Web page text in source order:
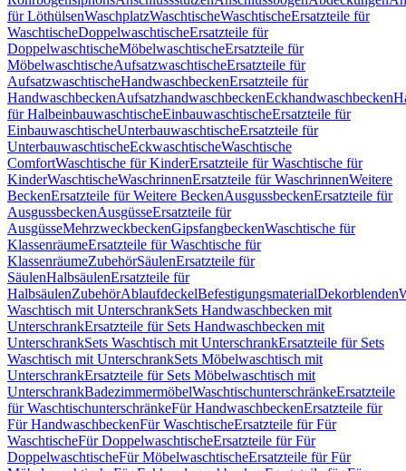
für LöthülsenWaschplatzWaschtischeWaschtischeErsatzteile für
WaschtischeDoppelwaschtischeErsatzteile für
DoppelwaschtischeMöbelwaschtischeErsatzteile für
MöbelwaschtischeAufsatzwaschtischeErsatzteile für
AufsatzwaschtischeHandwaschbeckenErsatzteile für
HandwaschbeckenAufsatzhandwaschbeckenEckhandwaschbecken
für HalbeinbauwaschtischeEinbauwaschtischeErsatzteile für
EinbauwaschtischeUnterbauwaschtischeErsatzteile für
UnterbauwaschtischeEckwaschtischeWaschtische
ComfortWaschtische für KinderErsatzteile für Waschtische für
KinderWaschtischeWaschrinnenErsatzteile für WaschrinnenWeitere
BeckenErsatzteile für Weitere BeckenAusgussbeckenErsatzteile für
AusgussbeckenAusgüsseErsatzteile für
AusgüsseMehrzweckbeckenGipsfangbeckenWaschtische für
KlassenräumeErsatzteile für Waschtische für
KlassenräumeZubehörSäulenErsatzteile für
SäulenHalbsäulenErsatzteile für
HalbsäulenZubehörAblaufdeckelBefestigungsmaterialDekorblenden
Waschtisch mit UnterschrankSets Handwaschbecken mit
UnterschrankErsatzteile für Sets Handwaschbecken mit
UnterschrankSets Waschtisch mit UnterschrankErsatzteile für Sets
Waschtisch mit UnterschrankSets Möbelwaschtisch mit
UnterschrankErsatzteile für Sets Möbelwaschtisch mit
UnterschrankBadezimmermöbelWaschtischunterschränkeErsatzteile
für WaschtischunterschränkeFür HandwaschbeckenErsatzteile für
Für HandwaschbeckenFür WaschtischeErsatzteile für Für
WaschtischeFür DoppelwaschtischeErsatzteile für Für
DoppelwaschtischeFür MöbelwaschtischeErsatzteile für Für